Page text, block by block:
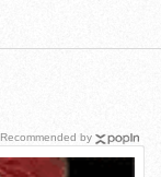
Recommended by